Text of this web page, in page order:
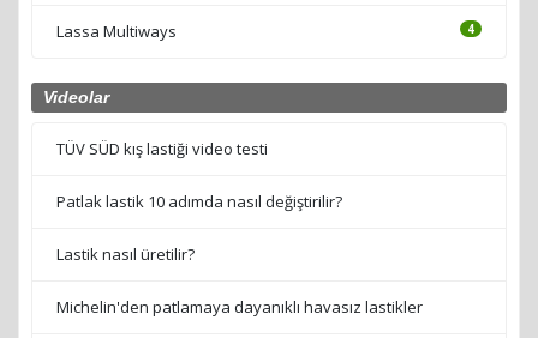
Lassa Multiways 4
Videolar
TÜV SÜD kış lastiği video testi
Patlak lastik 10 adımda nasıl değiştirilir?
Lastik nasıl üretilir?
Michelin'den patlamaya dayanıklı havasız lastikler